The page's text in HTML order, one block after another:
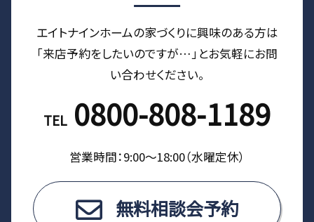
エイトナインホームの家づくりに興味のある⽅は
「来店予約をしたいのですが…」とお気軽にお問
い合わせください。
TEL 0800-808-1189
営業時間：9:00〜18:00（⽔曜定休）
無料相談会予約